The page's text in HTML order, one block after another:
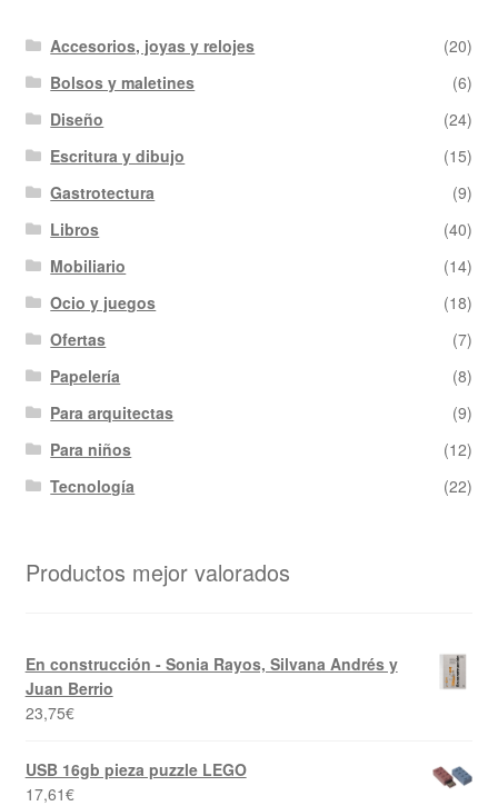
Accesorios, joyas y relojes
(20)
Bolsos y maletines
(6)
Diseño
(24)
Escritura y dibujo
(15)
Gastrotectura
(9)
Libros
(40)
Mobiliario
(14)
Ocio y juegos
(18)
Ofertas
(7)
Papelería
(8)
Para arquitectas
(9)
Para niños
(12)
Tecnología
(22)
Productos mejor valorados
En construcción - Sonia Rayos, Silvana Andrés y
Juan Berrio
23,75€
USB 16gb pieza puzzle LEGO
17,61€